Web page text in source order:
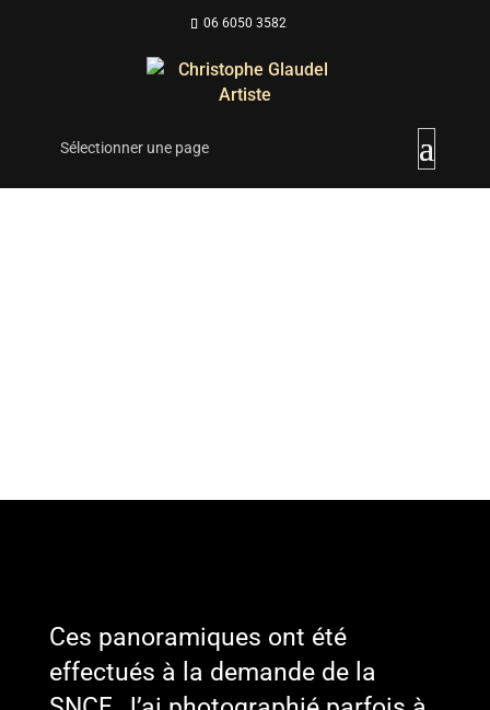
06 6050 3582
Sélectionner une page
Ces panoramiques ont été
effectués à la demande de la